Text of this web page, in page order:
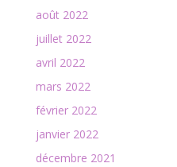
août 2022
juillet 2022
avril 2022
mars 2022
février 2022
janvier 2022
décembre 2021